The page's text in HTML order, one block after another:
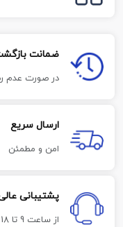
ضمانت
در صورت عدم
ارسال سریع
امن و مطمئن
پشتیبانی
از ساعت 9 تا 18